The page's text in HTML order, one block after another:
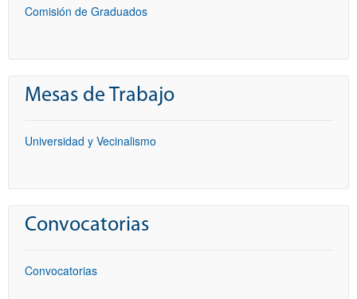
Comisión de Graduados
Mesas de Trabajo
Universidad y Vecinalismo
Convocatorias
Convocatorias